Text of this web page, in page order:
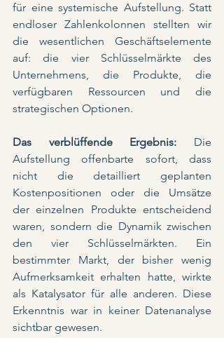
für eine systemische Aufstellung. Statt
endloser Zahlenkolonnen stellten wir
die wesentlichen Geschäftselemente
auf: die vier Schlüsselmärkte des
Unternehmens, die Produkte, die
verfügbaren Ressourcen und die
strategischen Optionen.
Das verblüffende Ergebnis: Die
Aufstellung offenbarte sofort, dass
nicht die detailliert geplanten
Kostenpositionen oder die Umsätze
der einzelnen Produkte entscheidend
waren, sondern die Dynamik zwischen
den vier Schlüsselmärkten. Ein
bestimmter Markt, der bisher wenig
Aufmerksamkeit erhalten hatte, wirkte
als Katalysator für alle anderen. Diese
Erkenntnis war in keiner Datenanalyse
sichtbar gewesen.